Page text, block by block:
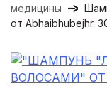
медицины
от Abhaibhubejhr.